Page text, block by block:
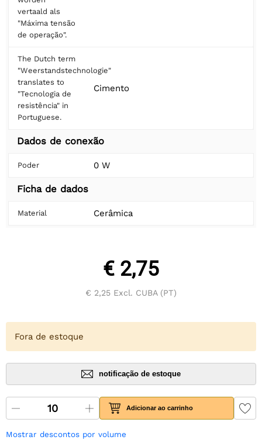
vertaald als
"Máxima tensão
de operação".
The Dutch term
"Weerstandstechnologie"
translates to
"Tecnologia de
resistência" in
Portuguese.
Cimento
Dados de conexão
Poder 0 W
Ficha de dados
Material Cerâmica
€ 2,75
€ 2,25 Excl. CUBA (PT)
Fora de estoque
notificação de estoque
Adicionar ao carrinho
Mostrar descontos por volume